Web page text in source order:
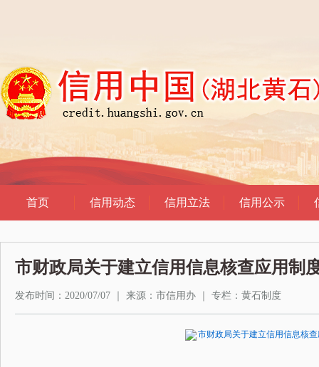
市财政局关于建立信用信息核查应用制
发布时间：2020/07/07 来源：市信用办 专栏： 黄石制度
市财政局关于建立信用信息核